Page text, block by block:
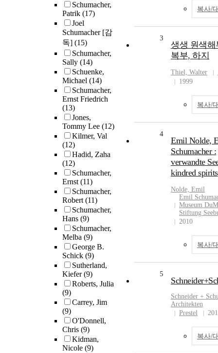
Schumacher,
Patrik (17)
Joel
Schumacher [감
독] (15)
Schumacher,
Sally (14)
Schuenke,
Michael (14)
Schumacher,
Ernst Friedrich
(13)
Jones,
Tommy Lee (12)
Kilmer, Val
(12)
Hadid, Zaha
(12)
Schumacher,
Ernst(11)
Schumacher,
Robert(11)
Schumacher,
Hans (9)
Schumacher,
Melba (9)
George B.
Schick (9)
Sutherland,
Kiefer(9)
Roberts, Julia
(9)
Carrey, Jim
(9)
O'Donnell,
Chris (9)
Kidman,
Nicole (9)
복사/
3
생생 원색해
복부, 하지
Thiel, Walter
1999
복사/
4
Emil Nolde,
Schumacher :
verwandte
kindred spirits
Nolde, Emil
Emil
Museum
Stiftung
2010
복사/
5
Schneider +
Architekten
Prestel
복사/